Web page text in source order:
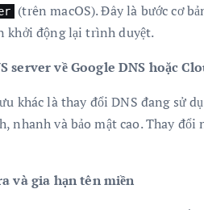
(trên macOS). Đây là bước cơ
khởi động lại trình duyệt.
server về Google DNS hoặc
khác là thay đổi DNS đang sử
nhanh và bảo mật cao. Thay
và gia hạn tên miền